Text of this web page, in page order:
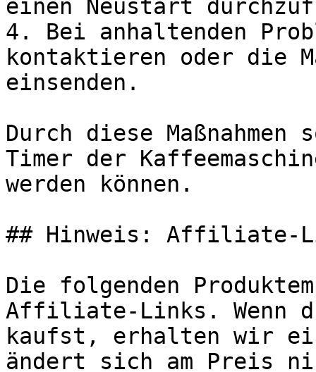
einen Neustart
4. Bei anhaltenden
kontaktieren oder die
einsenden.
Durch diese
Timer der
werden können.
## Hinweis: Affiliate-
Die folgenden
Affiliate-Links. Wenn
kaufst, erhalten wir
ändert sich am Preis